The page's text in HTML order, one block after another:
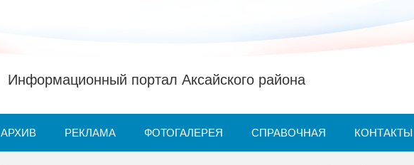
Информационный портал Аксайского района
АРХИВ РЕКЛАМА ФОТОГАЛЕРЕЯ СПРАВОЧНАЯ КОНТАКТЫ